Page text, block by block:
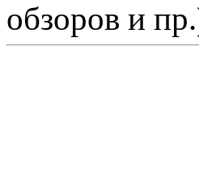
обзоров и